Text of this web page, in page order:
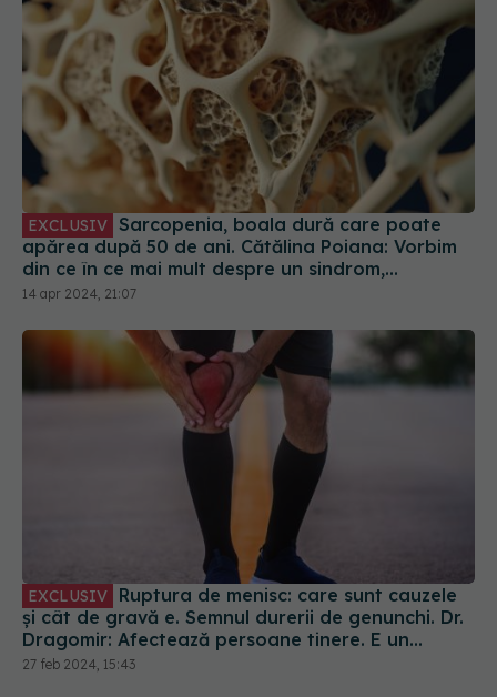
EXCLUSIV Sarcopenia, boala dură care poate
apărea după 50 de ani. Cătălina Poiana: Vorbim
din ce în ce mai mult despre un sindrom,
osteosarcopenia
14 apr 2024, 21:07
și cât de gravă e. Semnul durerii de genunchi. Dr.
Dragomir: Afectează persoane tinere. E un
simptom extrem de frecvent